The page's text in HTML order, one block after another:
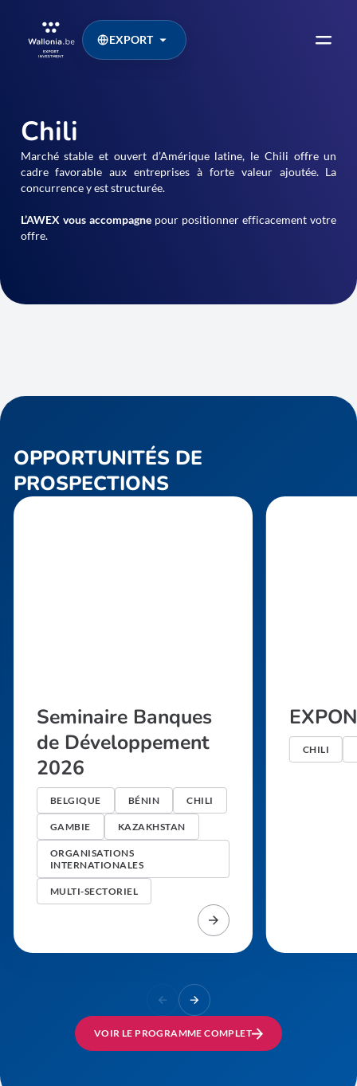
EXPORT
Chili
Marché stable et ouvert d’Amérique latine, le Chili offre un
cadre favorable aux entreprises à forte valeur ajoutée. La
concurrence y est structurée.
L’AWEX vous accompagnepour positionner efficacement votre
offre.
OPPORTUNITÉS DE
PROSPECTIONS
Seminaire Banques
de Développement
2026
BELGIQUE BÉNIN CHILI
GAMBIE KAZAKHSTAN
ORGANISATIONS
INTERNATIONALES
MULTI-SECTORIEL
CHILI
VOIR LE PROGRAMME COMPLET